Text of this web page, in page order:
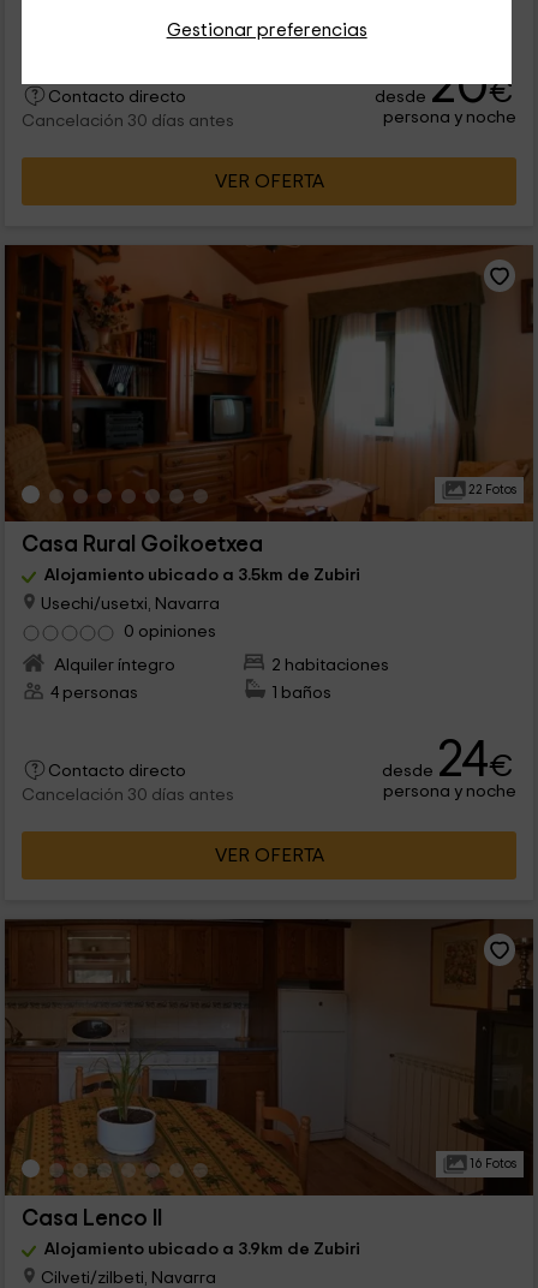
Gestionar preferencias
4 baños
Contacto directo
Cancelación 30 días antes
desde 20€
persona y noche
VER OFERTA
22 Fotos
Casa Rural Goikoetxea
Alojamiento ubicado a 3.5km de Zubiri
Usechi/usetxi, Navarra
0 opiniones
Alquiler íntegro
2 habitaciones
4 personas
1 baños
Contacto directo
Cancelación 30 días antes
desde 24€
persona y noche
VER OFERTA
16 Fotos
Casa Lenco II
Alojamiento ubicado a 3.9km de Zubiri
Cilveti/zilbeti, Navarra